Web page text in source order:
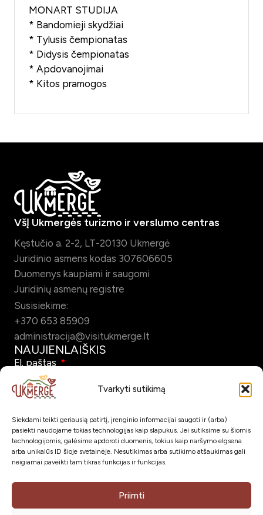
Tvarkyti sutikimą
Siekdami teikti geriausią patirtį, įrenginio informacijai saugoti ir (arba)
pasiekti naudojame tokias technologijas kaip slapukus. Jei sutiksime su šiomis
technologijomis, galėsime apdoroti duomenis, tokius kaip naršymo elgsena
arba unikalūs ID šioje svetainėje. Nesutikimas arba sutikimo atšaukimas gali
neigiamai paveikti tam tikras funkcijas ir funkcijas.
Priimti
MONART STUDIJA
* Bandomieji skydžiai
* Tylusis čempionatas
* Didysis čempionatas
* Apdovanojimai
* Kitos pramogos
VšĮ Ukmergės turizmo ir verslumo centras
Kęstučio a. 2-2, LT-20130 Ukmergė
Juridinio asmens kodas 307606605
Duomenys kaupiami ir saugomi
Juridinių asmenų registre
Susisiekime:
+370 653 85909
administracija@visitukmerge.lt
NAUJIENLAIŠKIS
El. paštas
Pažymėdamas šį laukelį patvirtinu, kad sutinku gauti Ukmergės
turizmo naujienlaiškį el. paštu.
Prenumeruoti
SOC. TINKLAI